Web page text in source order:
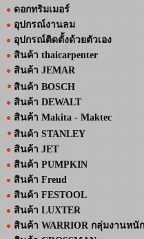
ดอกทริมเมอร์
อุปกรณ์งานลม
อุปกรณ์ติดตั้งด้วยตัวเอง
สินค้า thaicarpenter
สินค้า JEMAR
สินค้า BOSCH
สินค้า DEWALT
สินค้า Makita - Maktec
สินค้า STANLEY
สินค้า JET
สินค้า PUMPKIN
สินค้า Freud
สินค้า FESTOOL
สินค้า LUXTER
สินค้า WARRIOR กลุ่มงานหนัก